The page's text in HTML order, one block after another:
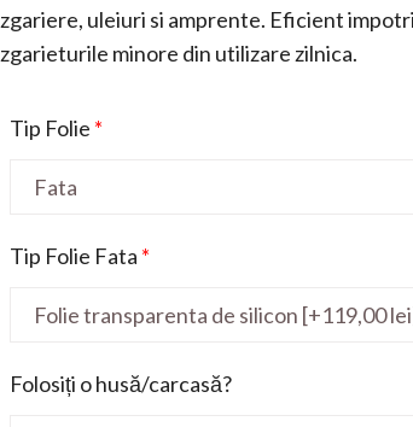
zgariere, uleiuri si amprente. Eficient
zgarieturile minore din utilizare zilnica.
Tip Folie *
Tip Folie Fata *
Folosiți o husă/carcasă?